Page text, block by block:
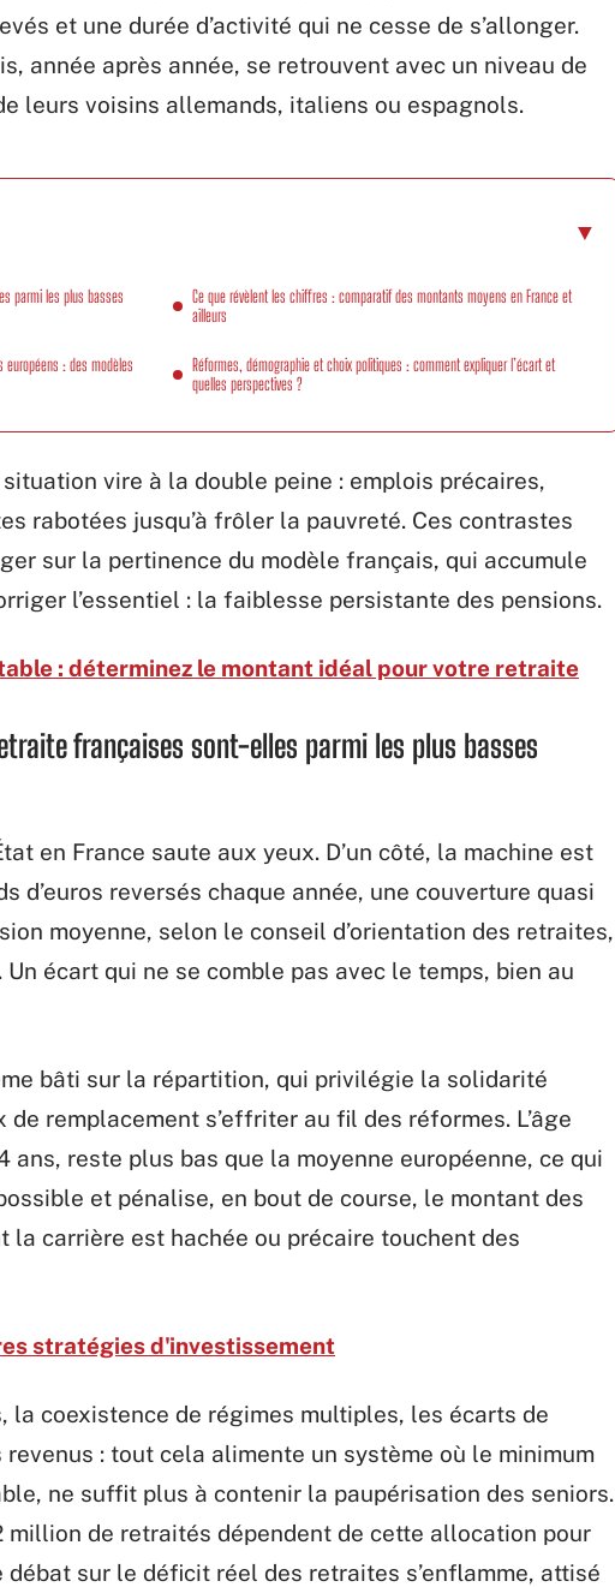
et une durée d’activité qui ne cesse de s’allonger.
année après année, se retrouvent avec un niveau de
leurs voisins allemands, italiens ou espagnols.
parmi les plus basses
européens : des modèles
Ce que révèlent les chiffres : comparatif des montants moyens en France et
ailleurs
Réformes, démographie et choix politiques : comment expliquer l’écart et
quelles perspectives ?
vire à la double peine : emplois précaires,
rabotées jusqu’à frôler la pauvreté. Ces contrastes
sur la pertinence du modèle français, qui accumule
l’essentiel : la faiblesse persistante des pensions.
: déterminez le montant idéal pour votre retraite
françaises sont-elles parmi les plus basses
en France saute aux yeux. D’un côté, la machine est
d’euros reversés chaque année, une couverture quasi
moyenne, selon le conseil d’orientation des retraites,
écart qui ne se comble pas avec le temps, bien au
bâti sur la répartition, qui privilégie la solidarité
remplacement s’effriter au fil des réformes. L’âge
ans, reste plus bas que la moyenne européenne, ce qui
et pénalise, en bout de course, le montant des
la carrière est hachée ou précaire touchent des
stratégies d'investissement
la coexistence de régimes multiples, les écarts de
: tout cela alimente un système où le minimum
ne suffit plus à contenir la paupérisation des seniors.
million de retraités dépendent de cette allocation pour
débat sur le déficit réel des retraites s’enflamme, attisé